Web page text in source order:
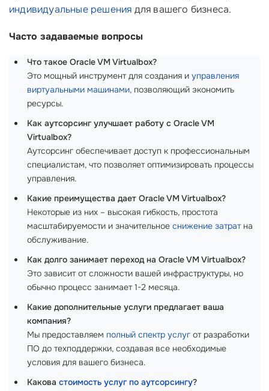
индивидуальные решения для вашего бизнеса.
Часто задаваемые вопросы
Что такое Oracle VM Virtualbox?
Это мощный инструмент для создания и управления
виртуальными машинами, позволяющий экономить
ресурсы.
Как аутсорсинг улучшает работу с Oracle VM
Virtualbox?
Аутсорсинг обеспечивает доступ к профессиональным
специалистам, что позволяет оптимизировать процессы
управления.
Какие преимущества дает Oracle VM Virtualbox?
Некоторые из них – высокая гибкость, простота
масштабируемости и значительное снижение затратна
обслуживание.
Как долго занимает переход на Oracle VM Virtualbox?
Это зависит от сложности вашей инфраструктуры, но
обычно процесс занимает 1-2 месяца.
Какие дополнительные услуги предлагает ваша
компания?
Мы предоставляем полный спектр услуг от разработки
ПО до техподдержки, создавая все необходимые
условия для вашего бизнеса.
Какова стоимость услуг по аутсорсингу?